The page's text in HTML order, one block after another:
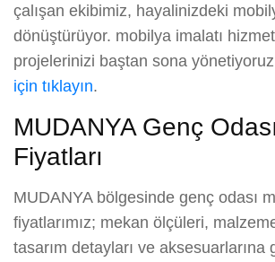
çalışan ekibimiz, hayalinizdeki
dönüştürüyor. mobilya imalatı
projelerinizi baştan sona
için tıklayın.
MUDANYA Genç
Fiyatları
MUDANYA bölgesinde genç odası
fiyatlarımız; mekan ölçüleri,
tasarım detayları ve aksesuarlarına